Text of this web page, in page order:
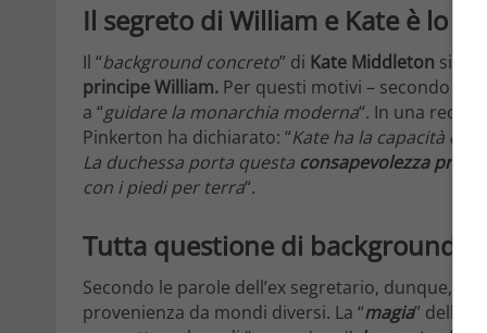
Il segreto di William e Kate è lo “
Il “background concreto” di Kate Middleton si
principe William. Per questi motivi – secondo
a “guidare la monarchia moderna“. In una
Pinkerton ha dichiarato: “Kate ha la capacità di
La duchessa porta questa consapevolezza
con i piedi per terra“.
Tutta questione di background a
Secondo le parole dell’ex segretario, dunque, la
provenienza da mondi diversi. La “magia” della